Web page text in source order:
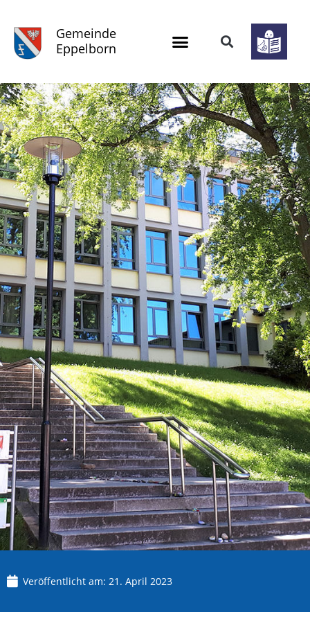
Gemeinde
Eppelborn
Veröffentlicht am: 21. April 2023